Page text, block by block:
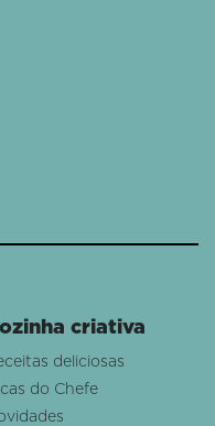
criativa
deliciosas
do Chefe